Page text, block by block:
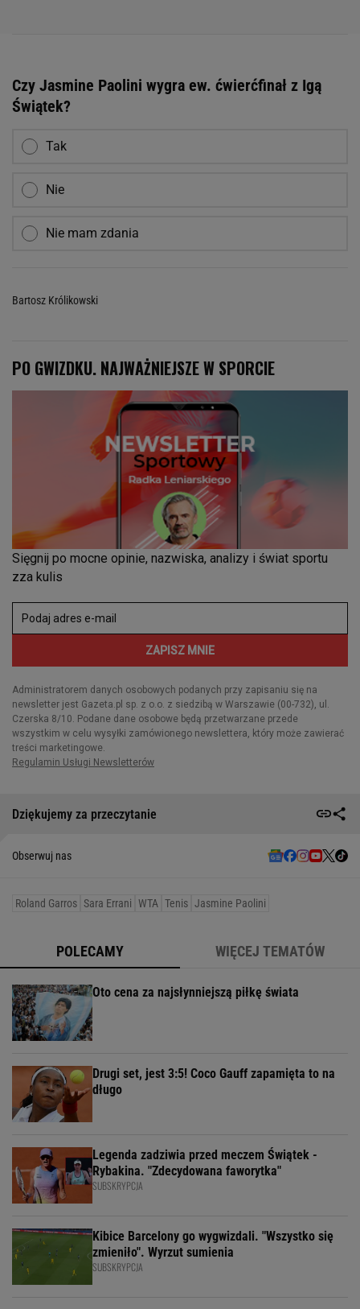
Czy Jasmine Paolini wygra ew. ćwierćfinał z Igą
Świątek?
Tak
Nie
Nie mam zdania
Bartosz Królikowski
Dziękujemy za przeczytanie
Obserwuj nas
Roland Garros Sara Errani WTA Tenis Jasmine Paolini
POLECAMY WIĘCEJ TEMATÓW
Oto cena za najsłynniejszą piłkę świata
Drugi set, jest 3:5! Coco Gauff zapamięta to na
długo
Legenda zadziwia przed meczem Świątek -
Rybakina. "Zdecydowana faworytka"
SUBSKRYPCJA
Kibice Barcelony go wygwizdali. "Wszystko się
zmieniło". Wyrzut sumienia
SUBSKRYPCJA